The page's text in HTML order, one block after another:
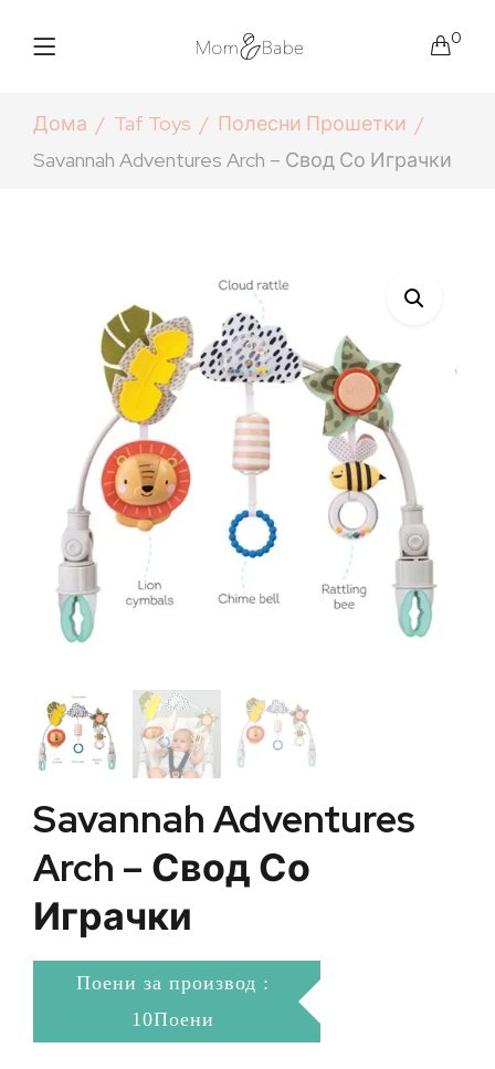
0
Дома Taf Toys
Полесни Прошетки
Savannah Adventures Arch – Свод Со Играчки
Savannah Adventures
Arch – Свод Со
Играчки
Поени за производ :
10Поени